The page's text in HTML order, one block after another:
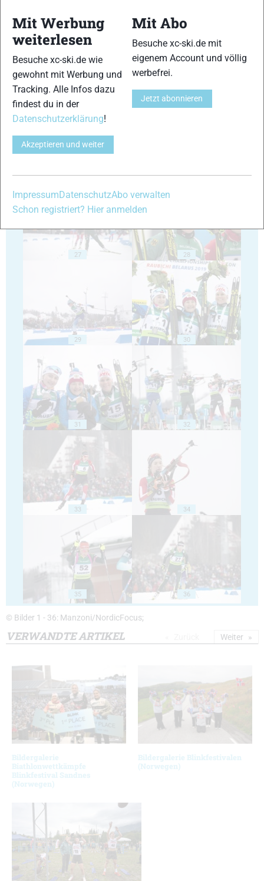
23
27 28
29 30
31 32
33 34
35 36
© Bilder 1 - 36: Manzoni/NordicFocus;
VERWANDTE ARTIKEL
Bildergalerie
Biathlonwettkämpfe
Blinkfestival Sandnes
(Norwegen)
Bildergalerie Blinkfestivalen
(Norwegen)
Weiter
Mit Werbung
weiterlesen
Besuche xc-ski.de wie
gewohnt mit Werbung und
Tracking. Alle Infos dazu
findest du in der
Datenschutzerklärung!
Akzeptieren und weiter
Mit Abo
Besuche xc-ski.de mit
eigenem Account und völlig
werbefrei.
Jetzt abonnieren
ImpressumDatenschutzAbo verwalten
Schon registriert? Hier anmelden